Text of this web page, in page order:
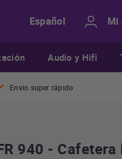
Español Mi
Audio y Hifi
Envio super rápido
940 -